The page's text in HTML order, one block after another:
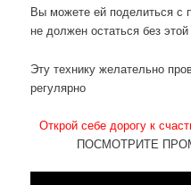
Вы можете ей поделиться с
не должен остаться без
Эту технику желательно
регулярно
Открой себе дорогу к
ПОСМОТРИТЕ